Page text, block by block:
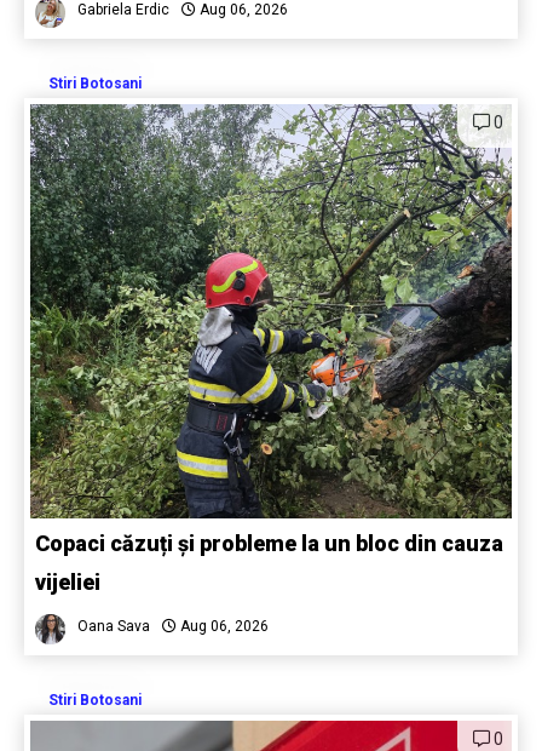
Gabriela Erdic Aug 06, 2026
Stiri Botosani
0
Copaci căzuți și probleme la un bloc din cauza
vijeliei
Oana Sava Aug 06, 2026
Stiri Botosani
0